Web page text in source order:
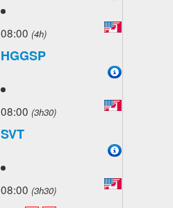
08:00 (4h)
HGGSP
08:00 (3h30)
SVT
08:00 (3h30)